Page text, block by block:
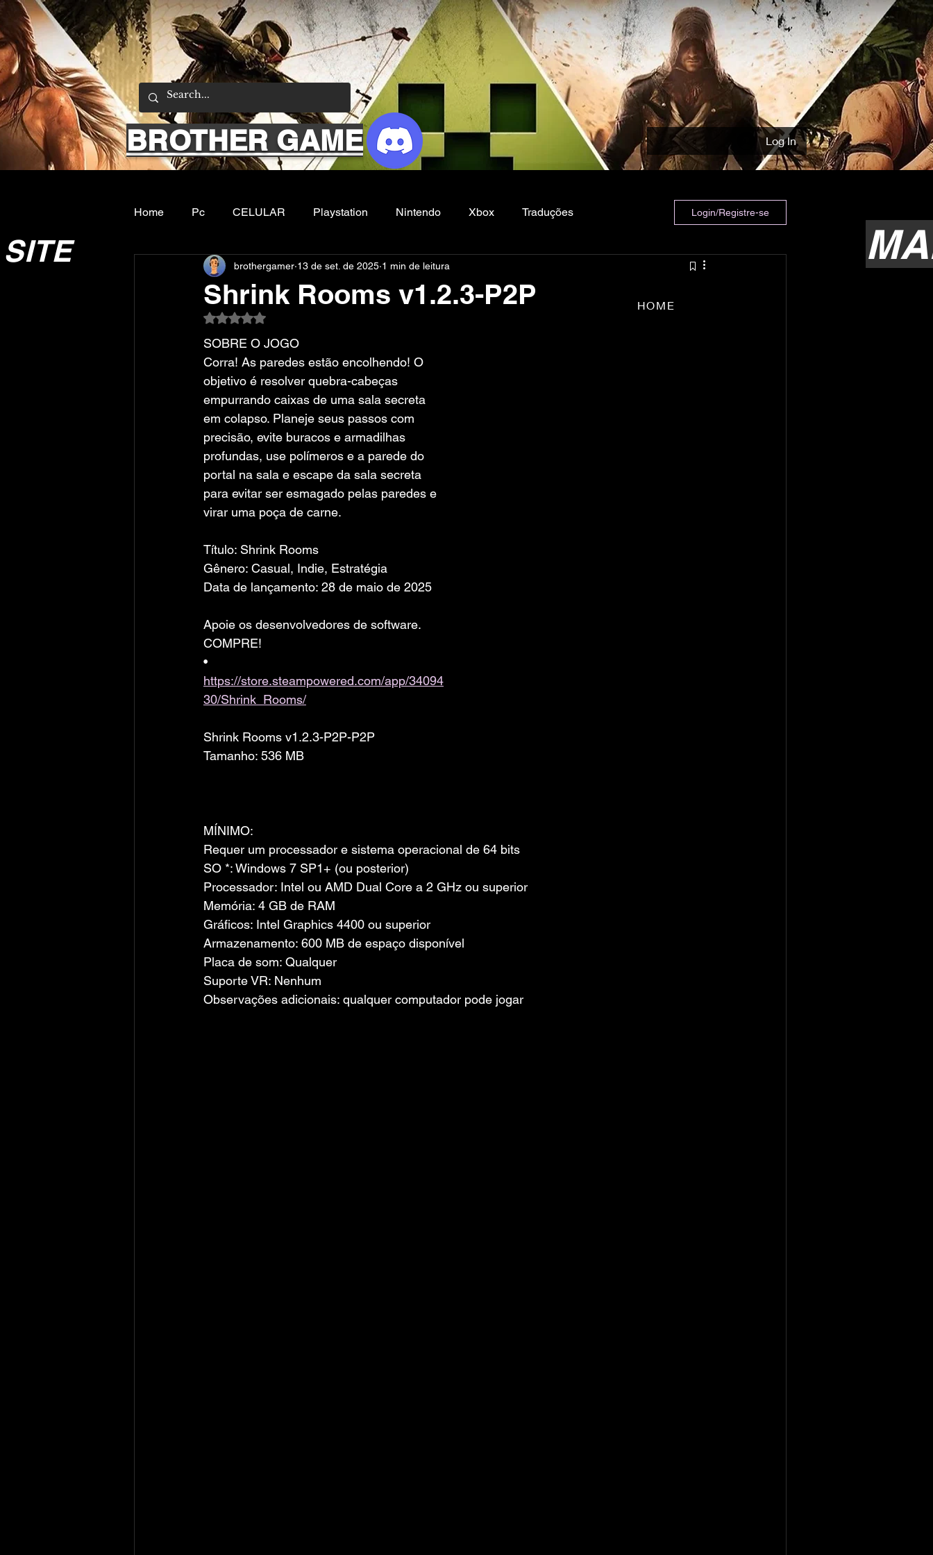
BROTHER GAME Log In
Home Pc CELULAR Playstation Nintendo Xbox Traduções
Emuladores Sobre nos Filmes e Series Noticias
Login/Registre-se
Shrink Rooms v1.2.3-P2P
brothergamer 13 de set. de 2025 1 min de leitura
Avaliado com NaN de 5 estrelas.
SOBRE O JOGO
Corra! As paredes estão encolhendo! O
objetivo é resolver quebra-cabeças
empurrando caixas de uma sala secreta
em colapso. Planeje seus passos com
precisão, evite buracos e armadilhas
profundas, use polímeros e a parede do
portal na sala e escape da sala secreta
para evitar ser esmagado pelas paredes e
virar uma poça de carne.
Título: Shrink Rooms
Gênero: Casual, Indie, Estratégia
Data de lançamento: 28 de maio de 2025
Apoie os desenvolvedores de software.
COMPRE!
•
https://store.steampowered.com/app/34094
30/Shrink_Rooms/
Shrink Rooms v1.2.3-P2P-P2P
Tamanho: 536 MB
MÍNIMO:
Requer um processador e sistema operacional de 64 bits
SO *: Windows 7 SP1+ (ou posterior)
Processador: Intel ou AMD Dual Core a 2 GHz ou superior
Memória: 4 GB de RAM
Gráficos: Intel Graphics 4400 ou superior
Armazenamento: 600 MB de espaço disponível
Placa de som: Qualquer
Suporte VR: Nenhum
Observações adicionais: qualquer computador pode jogar
HOME